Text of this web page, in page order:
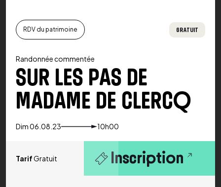
RDV du patrimoine GRATUIT
Randonnée commentée
SUR LES PAS DE
MADAME DE CLERCQ
Dim 06.08.23 10h00
TarifGratuit Inscription